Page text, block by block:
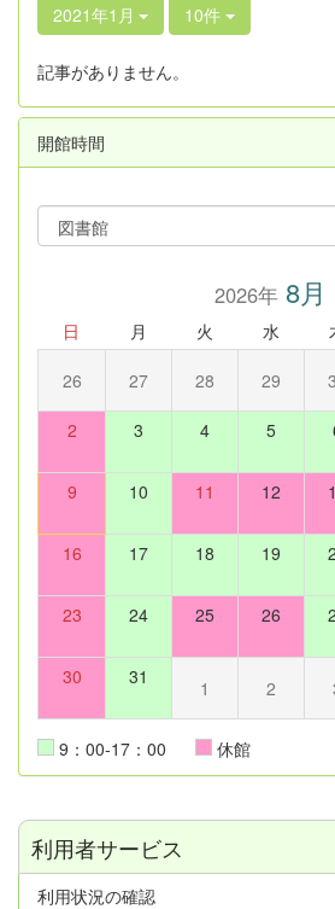
2021年1月 10件
記事がありません。
開館時間
2026年8月
日 月 火 水
26 27 28 29
2 3 4 5
9 10 11 12
16 17 18 19
23 24 25 26
30 31 1 2
9：00-17：00 休館
利用者サービス
利用状況の確認